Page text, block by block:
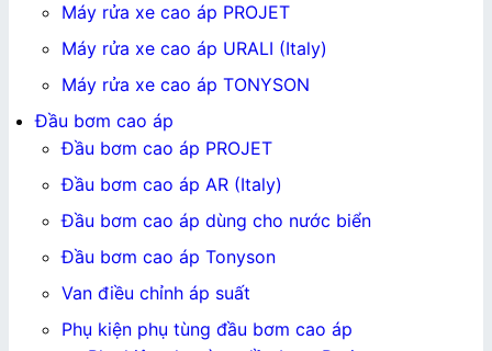
Máy rửa xe cao áp PROJET
Máy rửa xe cao áp URALI (Italy)
Máy rửa xe cao áp TONYSON
Đầu bơm cao áp
Đầu bơm cao áp PROJET
Đầu bơm cao áp AR (Italy)
Đầu bơm cao áp dùng cho nước biển
Đầu bơm cao áp Tonyson
Van điều chỉnh áp suất
Phụ kiện phụ tùng đầu bơm cao áp